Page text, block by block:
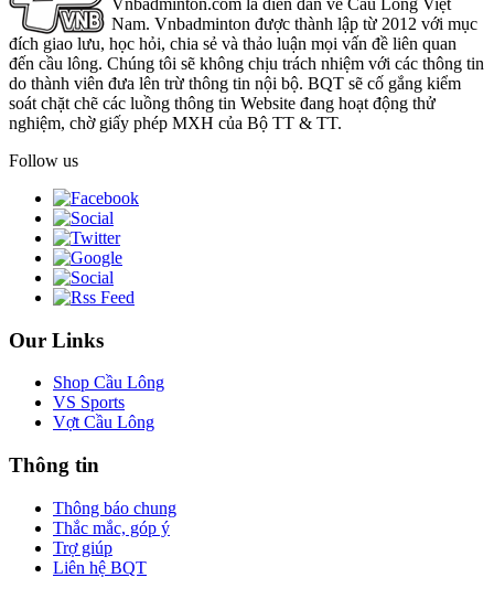
Nam. Vnbadminton được thành lập từ 2012 với mục
đích giao lưu, học hỏi, chia sẻ và thảo luận mọi vấn đề liên quan
đến cầu lông. Chúng tôi sẽ không chịu trách nhiệm với các thông tin
do thành viên đưa lên trừ thông tin nội bộ. BQT sẽ cố gắng kiểm
soát chặt chẽ các luồng thông tin Website đang hoạt động thử
nghiệm, chờ giấy phép MXH của Bộ TT & TT.
Follow us
Our Links
Shop Cầu Lông
VS Sports
Vợt Cầu Lông
Thông tin
Thông báo chung
Thắc mắc, góp ý
Trợ giúp
Liên hệ BQT